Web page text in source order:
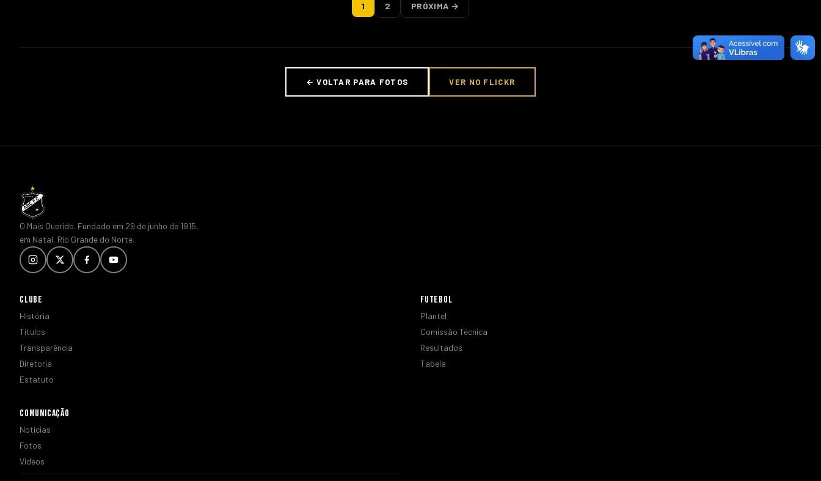
1 2 PRÓXIMA →
← VOLTAR PARA FOTOS VER NO FLICKR
O Mais Querido. Fundado em 29 de junho de 1915,
em Natal, Rio Grande do Norte.
CLUBE
História
Títulos
Transparência
Diretoria
Estatuto
FUTEBOL
Plantel
Comissão Técnica
Resultados
Tabela
COMUNICAÇÃO
Notícias
Fotos
Vídeos